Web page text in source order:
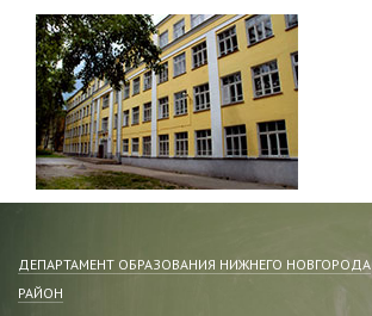
ДЕПАРТАМЕНТ ОБРАЗОВАНИЯ НИЖНЕГО НОВГОРОДА
РАЙОН